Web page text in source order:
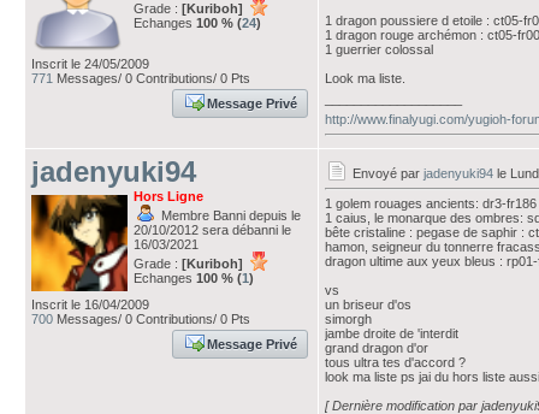
Grade : [Kuriboh]
Echanges 100 % (24)
Inscrit le 24/05/2009
771 Messages/ 0 Contributions/ 0 Pts
Message Privé
1 dragon poussiere d etoile : ct05-
1 dragon rouge archémon : ct05-
1 guerrier colossal
Look ma liste.
http://www.finalyugi.com/yugioh-
jadenyuki94
Hors Ligne
Membre Banni depuis le
20/10/2012 sera débanni le
16/03/2021
Grade : [Kuriboh]
Echanges 100 % (1)
Inscrit le 16/04/2009
700 Messages/ 0 Contributions/ 0 Pts
Message Privé
Envoyé par jadenyuki94 le
1 golem rouages ancients: dr3-fr186
1 caius, le monarque des ombres:
bête cristaline : pegase de saphir :
hamon, seigneur du tonnerre
dragon ultime aux yeux bleus :
vs
un briseur d'os
simorgh
jambe droite de 'interdit
grand dragon d'or
tous ultra tes d'accord ?
look ma liste ps jai du hors liste aussi
[ Dernière modification par